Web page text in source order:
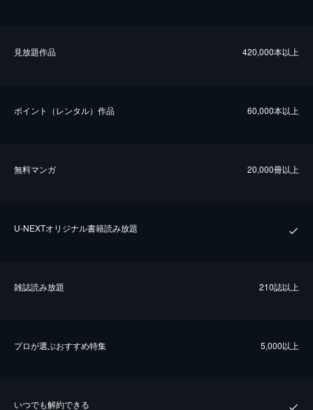
⾒放題作品 420,000本以上
ポイント（レンタル）作品 60,000本以上
無料マンガ 20,000冊以上
U-NEXTオリジナル書籍読み放題
雑誌読み放題 210誌以上
プロが選ぶおすすめ特集 5,000以上
いつでも解約できる